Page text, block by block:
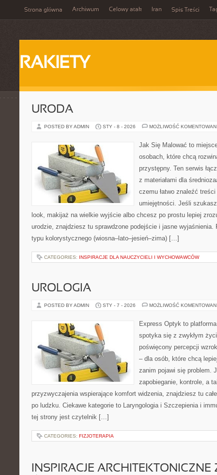
Strona główna Archiwum Celowy atak Iran Spis Treści
RAKIETY
URODA
POSTED BY ADMIN STY - 8 - 2026 MOŻLIWOŚĆ
Jak Się Malować to
osobach, które chcą
przystępny. Ten serwis
z materiałami dla
czemu łatwo znaleźć
umiejętności. Jeśli
look, makijaż na wielkie wyjście albo chcesz po prostu lepiej
urodzie, znajdziesz tu sprawdzone podejście i jasne wyjaśnienia.
typu kolorystycznego (wiosna–lato–jesień–zima) […]
CATEGORIES: INSPIRACJE DLA NAUCZYCIELI I WYCHOWAWCÓW
UROLOGIA
POSTED BY ADMIN STY - 7 - 2026 MOŻLIWOŚĆ
Express Optyk to
spotyka się z zwykłym
poświęcony percepcji
– dla osób, które chcą
zanim pojawi się problem.
zapobieganie, kontrole, a
przyzwyczajenia wspierające komfort widzenia, znajdziesz tu
po ludzku. Ciekawe kategorie to Laryngologia i Szczepienia i
tej strony jest czytelnik […]
CATEGORIES: FIZJOTERAPIA
INSPIRACJE ARCHITEKTONICZNE